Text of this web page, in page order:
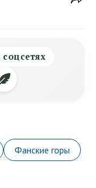
Фанские горы